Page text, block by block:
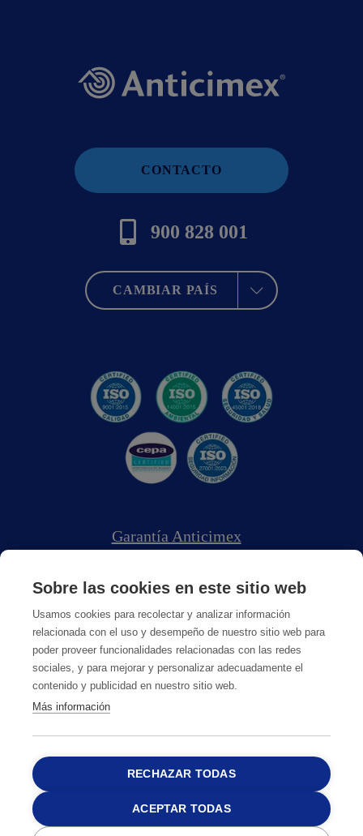
CONTACTO
900 828 001
CAMBIAR PAÍS
Garantía Anticimex
Política Compliance
Sobre Anticimex
Política de Privacidad
Política de Cookies
Aviso Legal
Política de RRSS
Sobre las cookies en este sitio web
Usamos cookies para recolectar y analizar información
relacionada con el uso y desempeño de nuestro sitio web para
poder proveer funcionalidades relacionadas con las redes
sociales, y para mejorar y personalizar adecuadamente el
contenido y publicidad en nuestro sitio web.
Más información
RECHAZAR TODAS
ACEPTAR TODAS